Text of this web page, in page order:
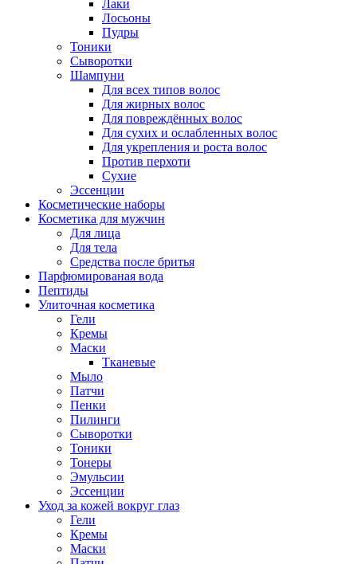
Лаки
Лосьоны
Пудры
Тоники
Сыворотки
Шампуни
Для всех типов волос
Для жирных волос
Для повреждённых волос
Для сухих и ослабленных волос
Для укрепления и роста волос
Против перхоти
Сухие
Эссенции
Косметические наборы
Косметика для мужчин
Для лица
Для тела
Средства после бритья
Парфюмированая вода
Пептиды
Улиточная косметика
Гели
Кремы
Маски
Тканевые
Мыло
Патчи
Пенки
Пилинги
Сыворотки
Тоники
Тонеры
Эмульсии
Эссенции
Уход за кожей вокруг глаз
Гели
Кремы
Маски